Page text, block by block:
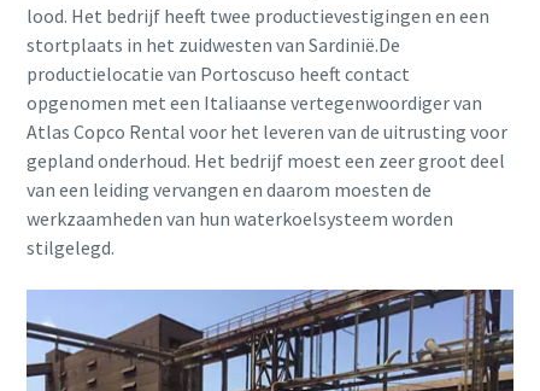
lood. Het bedrijf heeft twee productievestigingen en een
stortplaats in het zuidwesten van Sardinië.De
productielocatie van Portoscuso heeft contact
opgenomen met een Italiaanse vertegenwoordiger van
Atlas Copco Rental voor het leveren van de uitrusting voor
gepland onderhoud. Het bedrijf moest een zeer groot deel
van een leiding vervangen en daarom moesten de
werkzaamheden van hun waterkoelsysteem worden
stilgelegd.